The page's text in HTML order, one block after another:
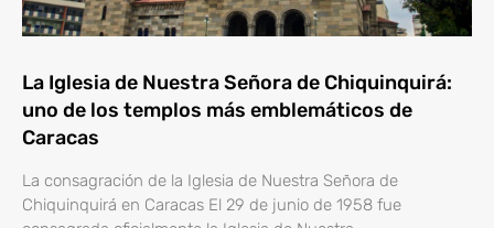
La Iglesia de Nuestra Señora de Chiquinquirá:
uno de los templos más emblemáticos de
Caracas
La consagración de la Iglesia de Nuestra Señora de
Chiquinquirá en Caracas El 29 de junio de 1958 fue